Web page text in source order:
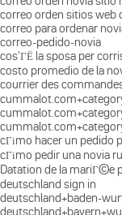
correo orden sitios web
correo para ordenar
correo-pedido-novia
cos'ГЁ la sposa per
costo promedio de la
courrier des
cГіmo hacer un pedido
cГіmo pedir una novia
Datation de la mariГ©e
deutschland sign in
deutschland+baden-